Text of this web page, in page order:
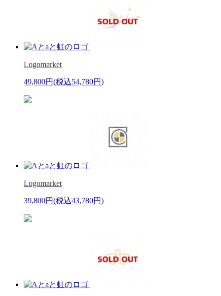
Logomarket
49,800円(税込54,780円)
Logomarket
39,800円(税込43,780円)